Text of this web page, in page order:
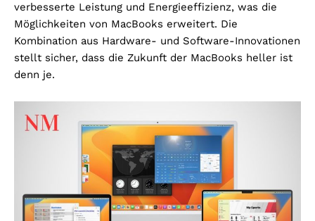
verbesserte Leistung und Energieeffizienz, was die
Möglichkeiten von MacBooks erweitert. Die
Kombination aus Hardware- und Software-Innovationen
stellt sicher, dass die Zukunft der MacBooks heller ist
denn je.